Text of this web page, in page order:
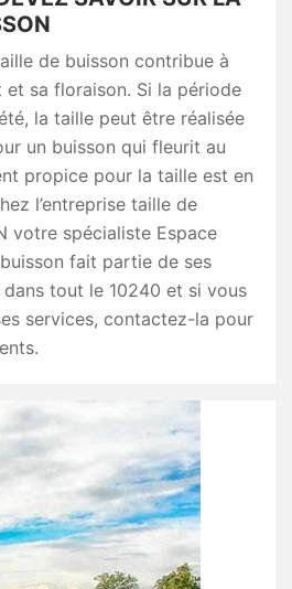
de buisson contribue à
et sa floraison. Si la période
la taille peut être réalisée
un buisson qui fleurit au
propice pour la taille est en
l’entreprise taille de
votre spécialiste Espace
fait partie de ses
tout le 10240 et si vous
services, contactez-la pour